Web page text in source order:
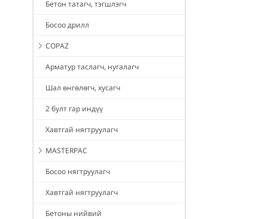
Бетон татагч, тэгшлэгч
Босоо дрилл
COPAZ
Арматур таслагч, нугалагч
Шал өнгөлөгч, хусагч
2 булт гар индүү
Хавтгай нягтруулагч
MASTERPAC
Босоо нягтруулагч
Хавтгай нягтруулагч
Бетоны нийвий